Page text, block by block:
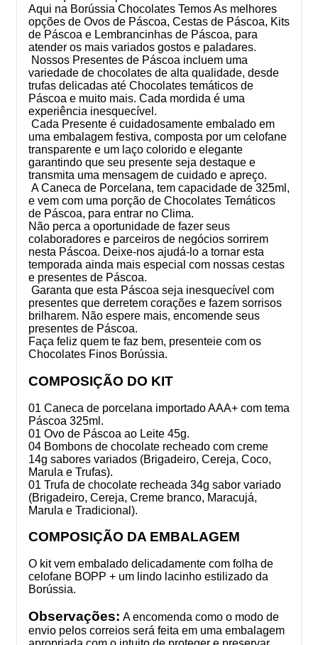
Aqui na Borússia Chocolates Temos As melhores
opções de Ovos de Páscoa, Cestas de Páscoa, Kits
de Páscoa e Lembrancinhas de Páscoa, para
atender os mais variados gostos e paladares.
Nossos Presentes de Páscoa incluem uma
variedade de chocolates de alta qualidade, desde
trufas delicadas até Chocolates temáticos de
Páscoa e muito mais. Cada mordida é uma
experiência inesquecível.
Cada Presente é cuidadosamente embalado em
uma embalagem festiva, composta por um celofane
transparente e um laço colorido e elegante
garantindo que seu presente seja destaque e
transmita uma mensagem de cuidado e apreço.
A Caneca de Porcelana, tem capacidade de 325ml,
e vem com uma porção de Chocolates Temáticos
de Páscoa, para entrar no Clima.
Não perca a oportunidade de fazer seus
colaboradores e parceiros de negócios sorrirem
nesta Páscoa. Deixe-nos ajudá-lo a tornar esta
temporada ainda mais especial com nossas cestas
e presentes de Páscoa.
Garanta que esta Páscoa seja inesquecível com
presentes que derretem corações e fazem sorrisos
brilharem. Não espere mais, encomende seus
presentes de Páscoa.
Faça feliz quem te faz bem, presenteie com os
Chocolates Finos Borússia.
COMPOSIÇÃO DO KIT
01 Caneca de porcelana importado AAA+ com tema
Páscoa 325ml.
01 Ovo de Páscoa ao Leite 45g.
04 Bombons de chocolate recheado com creme
14g sabores variados (Brigadeiro, Cereja, Coco,
Marula e Trufas).
01 Trufa de chocolate recheada 34g sabor variado
(Brigadeiro, Cereja, Creme branco, Maracujá,
Marula e Tradicional).
COMPOSIÇÃO DA EMBALAGEM
O kit vem embalado delicadamente com folha de
celofane BOPP + um lindo lacinho estilizado da
Borússia.
Observações: A encomenda como o modo de
envio pelos correios será feita em uma embalagem